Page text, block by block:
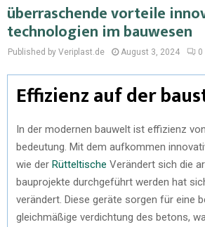
überraschende vorteile
technologien im bauwesen
Published by Veriplast.de August 3, 2024 0
Effizienz auf der
In der modernen bauwelt ist effizienz
bedeutung. Mit dem aufkommen
wie der Rütteltische Verändert sich die
bauprojekte durchgeführt werden hat
verändert. Diese geräte sorgen für eine
gleichmäßige verdichtung des betons,